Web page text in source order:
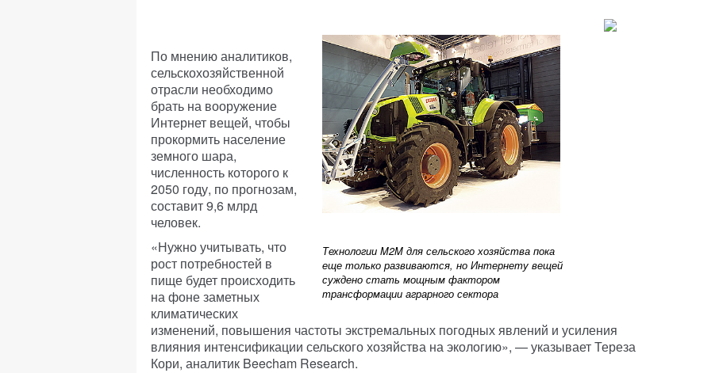
Технологии M2M для сельского хозяйства пока
еще только развиваются, но Интернету вещей
суждено стать мощным фактором
трансформации аграрного сектора
По мнению аналитиков,
сельскохозяйственной
отрасли необходимо
брать на вооружение
Интернет вещей, чтобы
прокормить население
земного шара,
численность которого к
2050 году, по прогнозам,
составит 9,6 млрд
человек.
«Нужно учитывать, что
рост потребностей в
пище будет происходить
на фоне заметных
климатических
изменений, повышения частоты экстремальных погодных явлений и усиления
влияния интенсификации сельского хозяйства на экологию», — указывает Тереза
Кори, аналитик Beecham Research.